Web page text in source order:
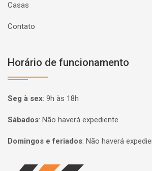
Casas
Contato
Horário de funcionamento
Seg à sex: 9h às 18h
Sábados: Não haverá expediente
Domingos e feriados: Não haverá